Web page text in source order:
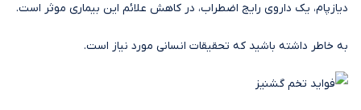
دیازپام، یک داروی رایج اضطراب، در کاهش علائم این بیماری موثر است.
به خاطر داشته باشید که تحقیقات انسانی مورد نیاز است.